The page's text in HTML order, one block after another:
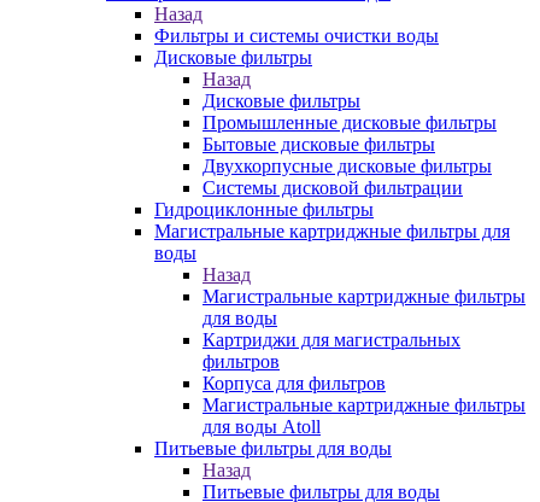
Назад
Фильтры и системы очистки воды
Дисковые фильтры
Назад
Дисковые фильтры
Промышленные дисковые фильтры
Бытовые дисковые фильтры
Двухкорпусные дисковые фильтры
Системы дисковой фильтрации
Гидроциклонные фильтры
Магистральные картриджные фильтры для
воды
Назад
Магистральные картриджные фильтры
для воды
Картриджи для магистральных
фильтров
Корпуса для фильтров
Магистральные картриджные фильтры
для воды Atoll
Питьевые фильтры для воды
Назад
Питьевые фильтры для воды